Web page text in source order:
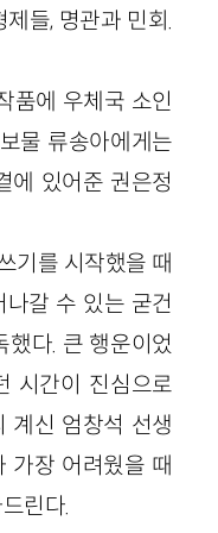
들, 명관과 민회.
품에 우체국 소인
물 류송아에게는
에 있어준 권은정
기를 시작했을 때
갈 수 있는 굳건
했다. 큰 행운이었
시간이 진심으로
계신 엄창석 선생
가장 어려웠을 때
린다.